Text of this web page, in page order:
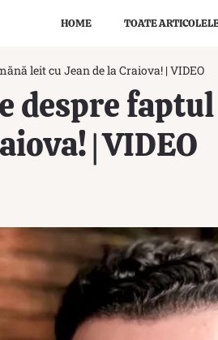
HOME TOATE
leit cu Jean de la Craiova! | VIDEO
despre
| VIDEO